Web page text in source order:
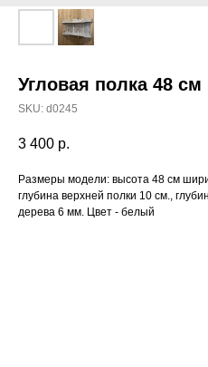
Угловая полка 48
SKU: d0245
3 400 р.
Размеры модели: высота 48 см
глубина верхней полки 10 см.,
дерева 6 мм. Цвет - белый